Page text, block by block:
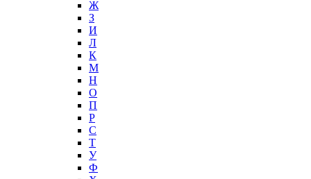
Ж
З
И
Л
К
М
Н
О
П
Р
С
Т
У
Ф